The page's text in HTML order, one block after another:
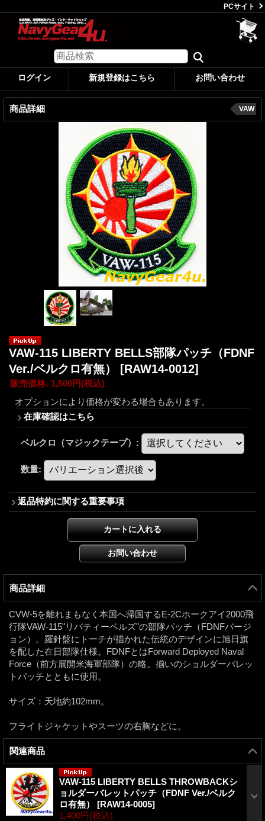
PCサイト
ログイン 新規登録はこちら お問い合わせ
商品詳細 VAW
VAW-115 LIBERTY BELLS部隊パッチ（FDNF
Ver./ベルクロ有無） [RAW14-0012]
販売価格: 1,500円(税込)
オプションにより価格が変わる場合もあります。
在庫確認はこちら
ベルクロ（マジックテープ） :
数量:
返品特約に関する重要事項
商品詳細
CVW-5を離れまもなく本国へ帰国するE-2Cホークアイ2000飛
行隊VAW-115"リバティーベルズ"の部隊パッチ（FDNFバージ
ョン）。羅針盤にトーチが描かれた伝統のデザインに旭日旗
を配した在日部隊仕様。FDNFとはForward Deployed Naval
Force（前方展開米海軍部隊）の略。揃いのショルダーバレッ
トパッチとともに使用。
サイズ：天地約102mm。
フライトジャケットやスーツの右胸などに。
関連商品
VAW-115 LIBERTY BELLS THROWBACKシ
ョルダーバレットパッチ（FDNF Ver./ベルク
ロ有無） [RAW14-0005]
1,400円(税込)